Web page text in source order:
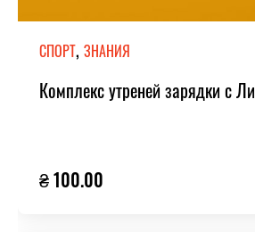
СПОРТ, ЗНАНИЯ
Комплекс утреней зарядки с
₴ 100.00